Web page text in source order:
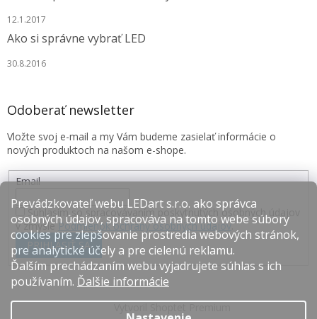
Prevádzkovateľ webu LEDart s.r.o. ako správca
osobných údajov, spracováva na tomto webe súbory
cookies pre zlepšovanie prostredia webových stránok,
pre analytické účely a pre cielenú reklamu.
Ďalším prechádzaním webu vyjadrujete súhlas s ich
používaním. Ďalšie informácie
12.1.2017
Ako si správne vybrať LED
30.8.2016
Odoberať newsletter
Vložte svoj e-mail a my Vám budeme zasielať informácie o
nových produktoch na našom e-shope.
Email
Súhlasím so spracovávaním poskytnutých osobných údajov
v zmysle Podmienok ochrany osobných údajov.
PRIHLÁSIŤ SA